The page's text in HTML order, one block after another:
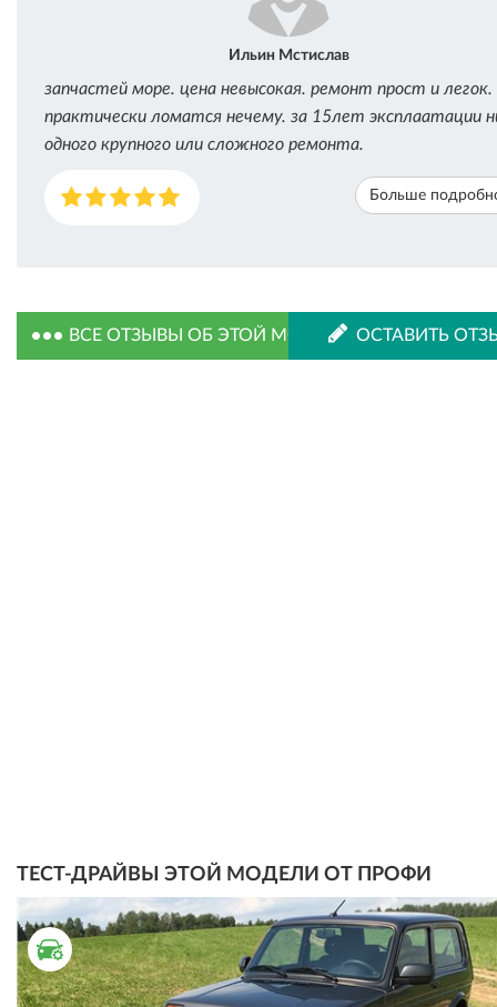
Ильин Мстислав
запчастей море. цена невысокая. ремонт прост и легок.
практически ломатся нечему. за 15лет эксплаатации
одного крупного или сложного ремонта.
Больше
ВСЕ ОТЗЫВЫ ОБ ЭТОЙ МОДЕЛИ ОСТАВИТЬ
ТЕСТ-ДРАЙВЫ ЭТОЙ МОДЕЛИ ОТ ПРОФИ
ТЕСТ ДРАЙВ